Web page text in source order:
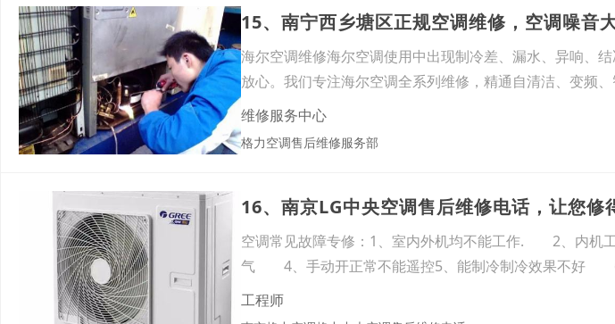
15、南宁西乡塘区正规空调维修，空调噪音
海尔空调维修海尔空调使用中出现制冷差、漏水、异响、
放心。我们专注海尔空调全系列维修，精通自清洁、变频
维修服务中心
格力空调售后维修服务部
16、南京LG中央空调售后维修电话，让您修
空调常见故障专修：1、室内外机均不能工作. 2、内机
气 4、手动开正常不能遥控5、能制冷制冷效果不好 6
工程师